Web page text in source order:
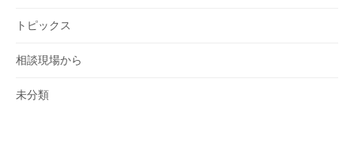
トピックス
相談現場から
未分類